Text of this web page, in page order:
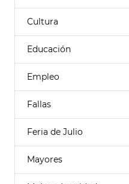
Cultura
Educación
Empleo
Fallas
Feria de Julio
Mayores